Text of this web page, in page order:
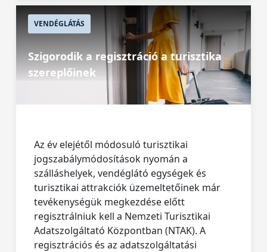
VENDÉGLÁTÁS
Szigorodik a regisztráció a turisztika
szereplőinek
Az év elejétől módosuló turisztikai
jogszabálymódosítások nyomán a
szálláshelyek, vendéglátó egységek és
turisztikai attrakciók üzemeltetőinek már
tevékenységük megkezdése előtt
regisztrálniuk kell a Nemzeti Turisztikai
Adatszolgáltató Központban (NTAK). A
regisztrációs és az adatszolgáltatási